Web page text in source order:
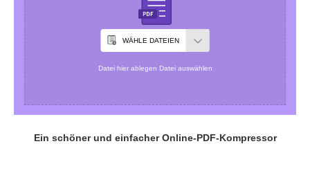
WÄHLE DATEIEN
Datei hier ablegen Datei auswählen
Ein schöner und einfacher Online-PDF-Kompressor